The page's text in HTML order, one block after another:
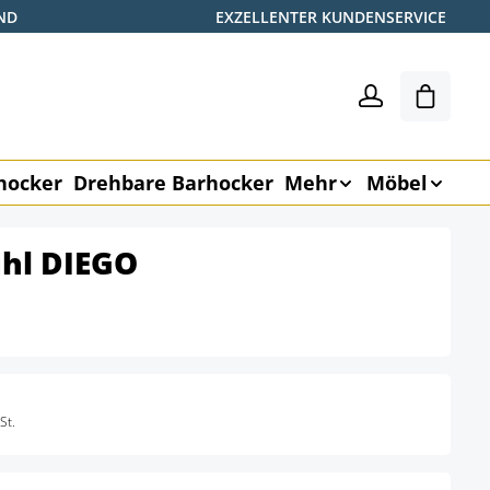
EXZELLENTER KUNDENSERVICE
Drehbare Barhocker Mehr Möbel
DIEGO